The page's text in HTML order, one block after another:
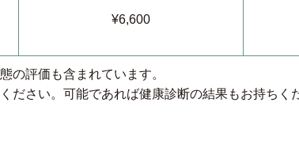
¥6,600
の評価も含まれています。
さい。可能であれば健康診断の結果もお持ちく